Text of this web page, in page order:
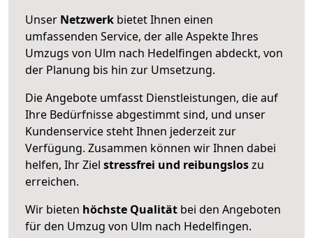
Unser Netzwerk bietet Ihnen einen
umfassenden Service, der alle Aspekte Ihres
Umzugs von Ulm nach Hedelfingen abdeckt, von
der Planung bis hin zur Umsetzung.
Die Angebote umfasst Dienstleistungen, die auf
Ihre Bedürfnisse abgestimmt sind, und unser
Kundenservice steht Ihnen jederzeit zur
Verfügung. Zusammen können wir Ihnen dabei
helfen, Ihr Ziel stressfrei und reibungsloszu
erreichen.
Wir bieten höchste Qualität bei den Angeboten
für den Umzug von Ulm nach Hedelfingen.